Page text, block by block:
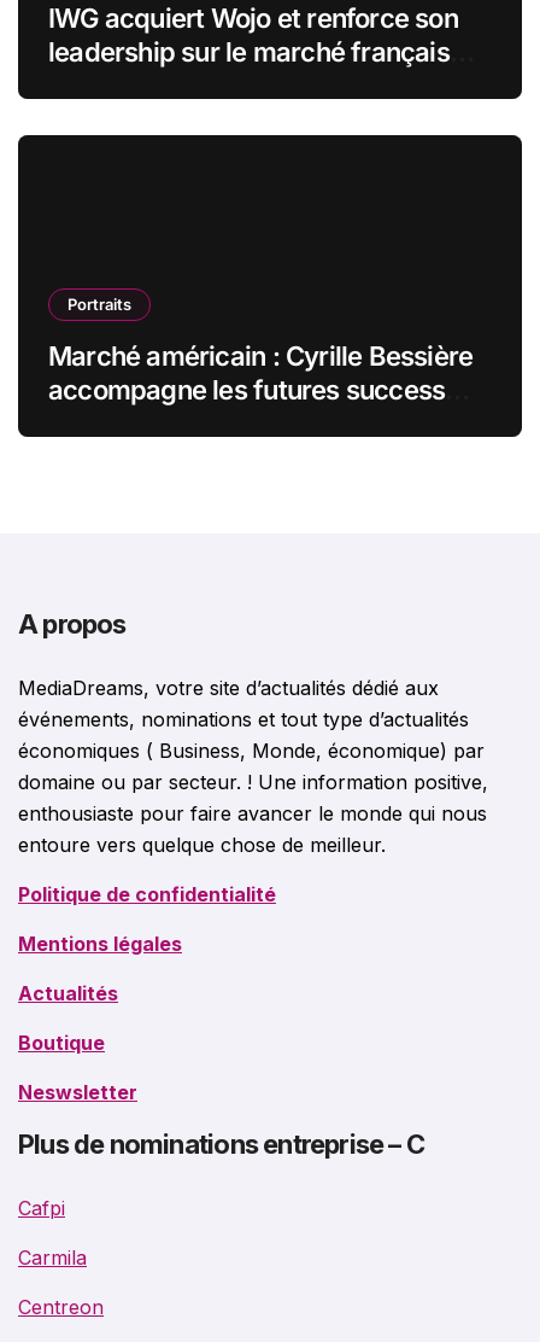
IWG acquiert Wojo et renforce son
leadership sur le marché français
Portraits
Marché américain : Cyrille Bessière
accompagne les futures success
A propos
MediaDreams, votre site d’actualités dédié aux
événements, nominations et tout type d’actualités
économiques ( Business, Monde, économique) par
domaine ou par secteur. ! Une information positive,
enthousiaste pour faire avancer le monde qui nous
entoure vers quelque chose de meilleur.
Politique de confidentialité
Mentions légales
Actualités
Boutique
Neswsletter
Plus de nominations entreprise – C
Cafpi
Carmila
Centreon